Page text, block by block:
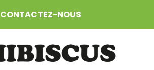
CONTACTEZ-NOUS